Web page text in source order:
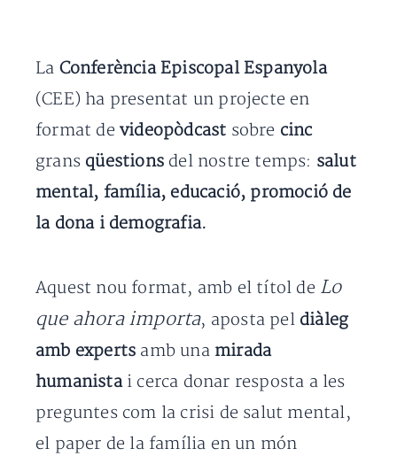
La Conferència Episcopal Espanyola
(CEE) ha presentat un projecte en
format de videopòdcast sobre cinc
grans qüestions del nostre temps: salut
mental, família, educació, promoció de
la dona i demografia.
Aquest nou format, amb el títol de Lo
que ahora importa, aposta pel diàleg
amb experts amb una mirada
humanista i cerca donar resposta a les
preguntes com la crisi de salut mental,
el paper de la família en un món